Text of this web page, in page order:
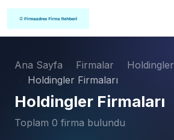
Ana Sayfa Firmalar
Holdingler
Holdingler Firmaları
Holdingler Firmaları
Toplam 0 firma bulundu